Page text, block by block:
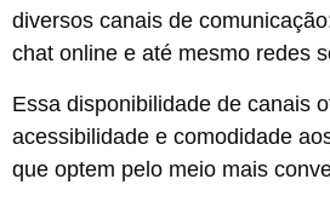
diversos canais de
chat online e até mesmo redes
Essa disponibilidade de canais
acessibilidade e comodidade
que optem pelo meio mais